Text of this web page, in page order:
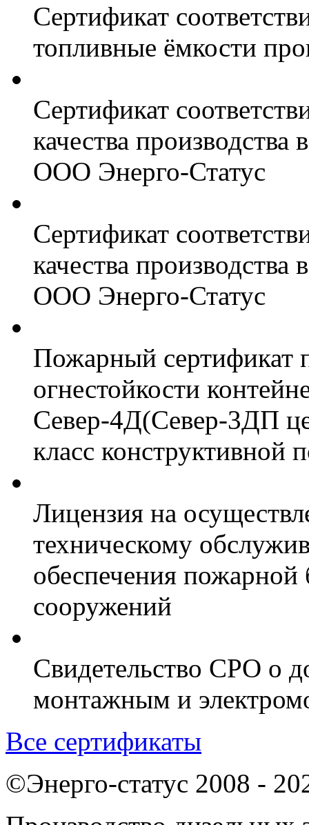
Сертификат
топливные ёмкости
Сертификат
качества
ООО Энерго-Статус
Сертификат
качества
ООО Энерго-Статус
Пожарный сертификат
огнестойкости
Север-4Д(Север-3ДП
класс конструктивной
Лицензия на
техническому
обеспечения пожарной
сооружений
Свидетельство СРО о
монтажным и
Все сертификаты
©Энерго-статус 2008 -